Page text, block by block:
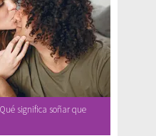
significa soñar que